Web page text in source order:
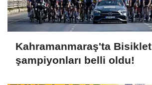
Kahramanmaraş'ta Bisiklet
şampiyonları belli oldu!